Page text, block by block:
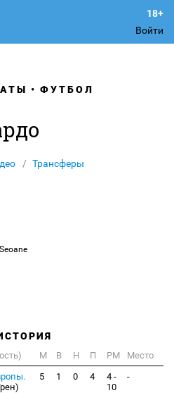
Войти
ФУТБОЛ
Трансферы
М В Н П РМ
Место
5 1 0 4
4 -
10
-